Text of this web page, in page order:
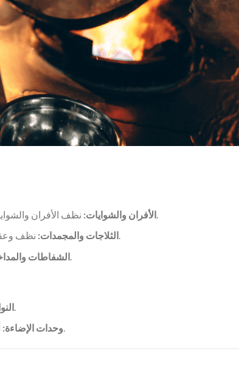
الأفران والشوايات:نظف الأفران والشوايات تنظيفًا شاملًا باستخدام المنظفات المناسبة لإزالة تراكم الشحوم.
الثلاجات والمجمدات:نظف وعقم داخل الثلاجات والمجمدات. وتحقق من المنتجات منتهية الصلاحية.
الشفاطاتأزل الغبار ونظّف الشفاطات وفتحات التهوية لمنع تراكم الدهون.
نظف جميع النوافذ والأبواب للحفاظ على أجواء ترحيبية.
وحدات الإضاءة:أزل الغبار ونظّف وحدات الإضاءة لضمان إضاءة جيدة ومظهر نظيف.